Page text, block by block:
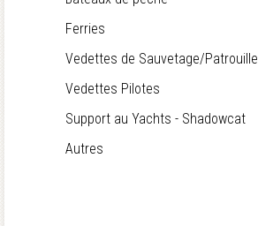
Ferries
Vedettes de Sauvetage/Patrouille
Vedettes Pilotes
Support au Yachts - Shadowcat
Autres